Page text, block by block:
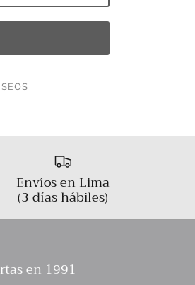
Envíos en Lima
(3 días hábiles)
en 1991